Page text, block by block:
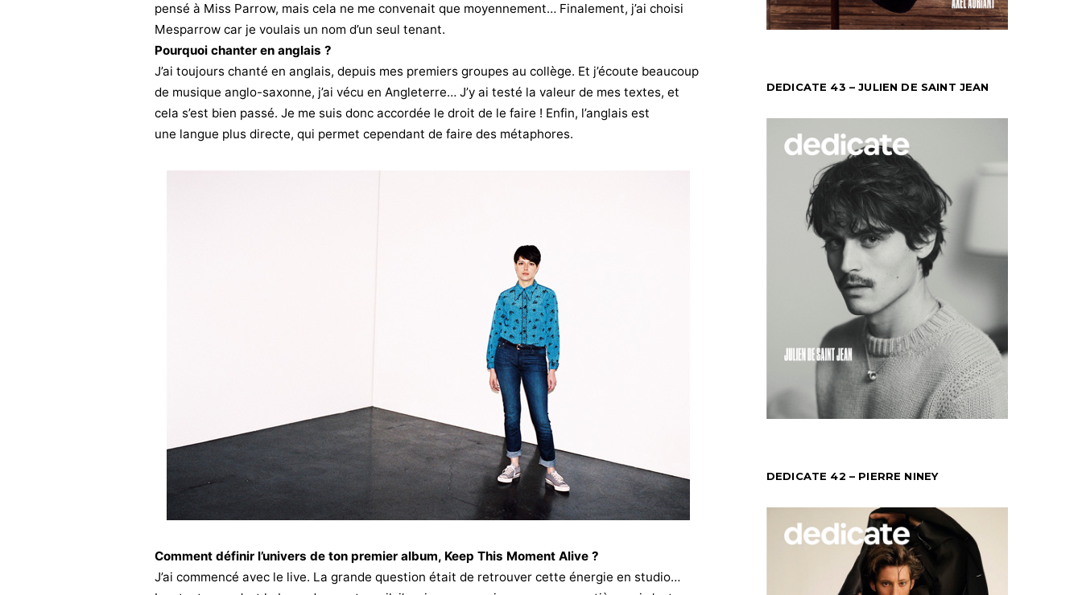
pensé à Miss Parrow, mais cela ne me convenait que moyennement… Finalement, j’ai choisi
Mesparrow car je voulais un nom d’un seul tenant.
Pourquoi chanter en anglais ?
J’ai toujours chanté en anglais, depuis mes premiers groupes au collège. Et j’écoute beaucoup
de musique anglo-saxonne, j’ai vécu en Angleterre… J’y ai testé la valeur de mes textes, et
cela s’est bien passé. Je me suis donc accordée le droit de le faire ! Enfin, l’anglais est
une langue plus directe, qui permet cependant de faire des métaphores.
Comment définir l’univers de ton premier album, Keep This Moment Alive ?
J’ai commencé avec le live. La grande question était de retrouver cette énergie en studio…
DEDICATE 43 – JULIEN DE SAINT JEAN
DEDICATE 42 – PIERRE NINEY